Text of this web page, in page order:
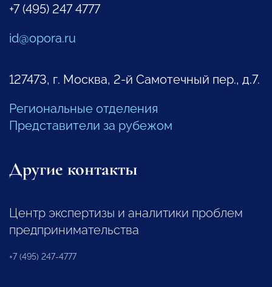
+7 (495) 247 4777
id@opora.ru
127473, г. Москва, 2-й Самотечный пер., д.7.
Региональные отделения
Представители за рубежом
Другие контакты
Центр экспертизы и аналитики проблем
предпринимательства
+7 (495) 247-4777